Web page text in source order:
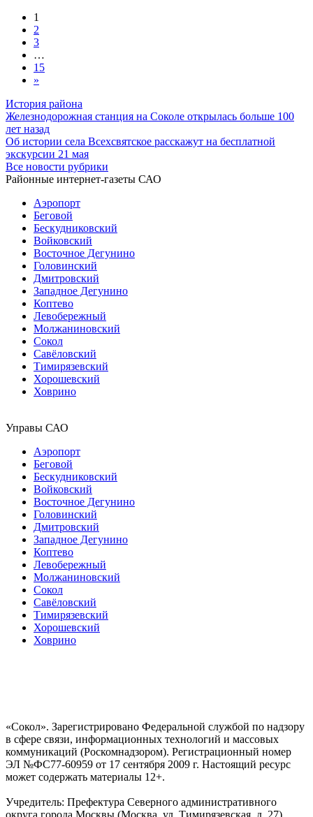
1
2
3
…
15
»
История района
Железнодорожная станция на Соколе открылась больше 100
лет назад
Об истории села Всехсвятское расскажут на бесплатной
экскурсии 21 мая
Все новости рубрики
Районные интернет-газеты САО
Аэропорт
Беговой
Бескудниковский
Войковский
Восточное Дегунино
Головинский
Дмитровский
Западное Дегунино
Коптево
Левобережный
Молжаниновский
Сокол
Савёловский
Тимирязевский
Хорошевский
Ховрино
Управы САО
Аэропорт
Беговой
Бескудниковский
Войковский
Восточное Дегунино
Головинский
Дмитровский
Западное Дегунино
Коптево
Левобережный
Молжаниновский
Сокол
Савёловский
Тимирязевский
Хорошевский
Ховрино
«Сокол». Зарегистрировано Федеральной службой по надзору
в сфере связи, информационных технологий и массовых
коммуникаций (Роскомнадзором). Регистрационный номер
ЭЛ №ФС77-60959 от 17 сентября 2009 г. Настоящий ресурс
может содержать материалы 12+.
Учредитель: Префектура Северного административного
округа города Москвы (Москва, ул. Тимирязевская, д. 27)